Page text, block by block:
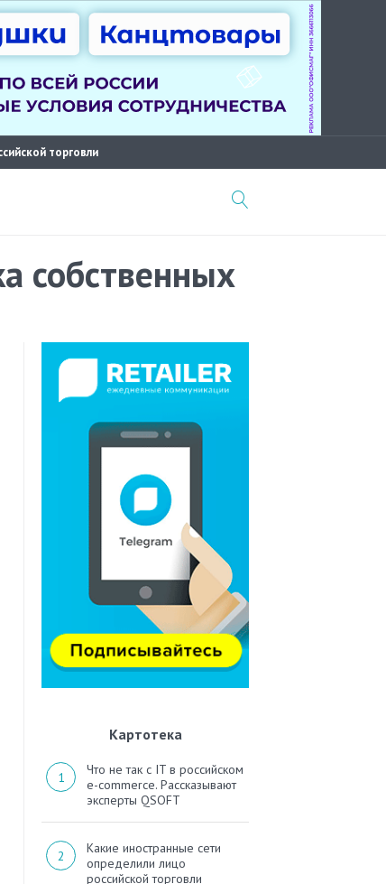
торговли
собственных
Картотека
Что не так с IT в российском
e-commerce. Рассказывают
эксперты QSOFT
Какие иностранные сети
определили лицо
российской торговли